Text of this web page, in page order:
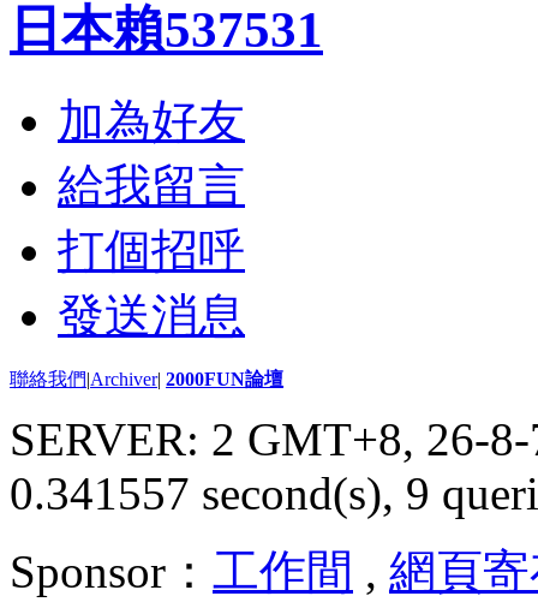
日本賴537531
加為好友
給我留言
打個招呼
發送消息
聯絡我們|Archiver| 2000FUN論壇
SERVER: 2 GMT+8, 26-
0.341557 second(s), 9
Sponsor： 工作間 , 網頁